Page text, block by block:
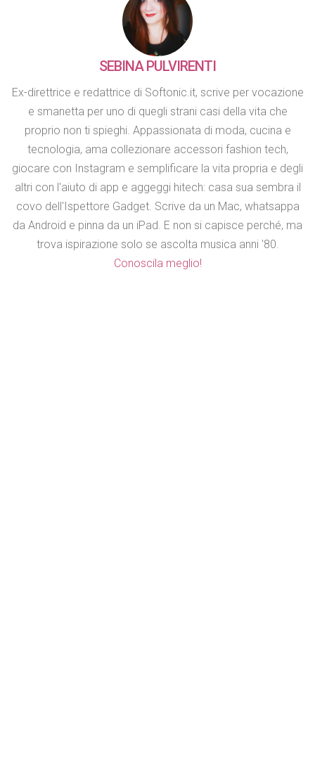
SEBINA PULVIRENTI
Ex-direttrice e redattrice di Softonic.it, scrive per vocazione
e smanetta per uno di quegli strani casi della vita che
proprio non ti spieghi. Appassionata di moda, cucina e
tecnologia, ama collezionare accessori fashion tech,
giocare con Instagram e semplificare la vita propria e degli
altri con l'aiuto di app e aggeggi hitech: casa sua sembra il
covo dell'Ispettore Gadget. Scrive da un Mac, whatsappa
da Android e pinna da un iPad. E non si capisce perché, ma
trova ispirazione solo se ascolta musica anni '80.
Conoscila meglio!